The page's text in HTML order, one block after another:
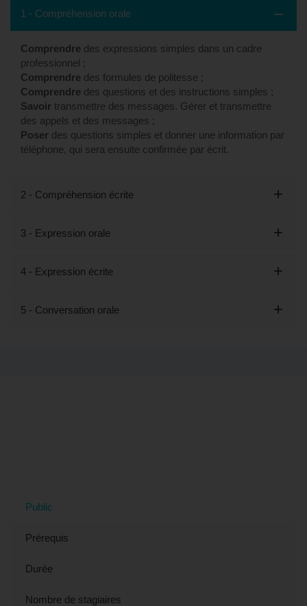
1 - Compréhension orale
Comprendre des expressions simples dans un cadre
professionnel ;
Comprendre des formules de politesse ;
Comprendre des questions et des instructions simples ;
Savoir transmettre des messages. Gérer et transmettre
des appels et des messages ;
Poser des questions simples et donner une information par
téléphone, qui sera ensuite confirmée par écrit.
2 - Compréhension écrite
3 - Expression orale
4 - Expression écrite
5 - Conversation orale
Public
Prérequis
Durée
Nombre de stagiaires